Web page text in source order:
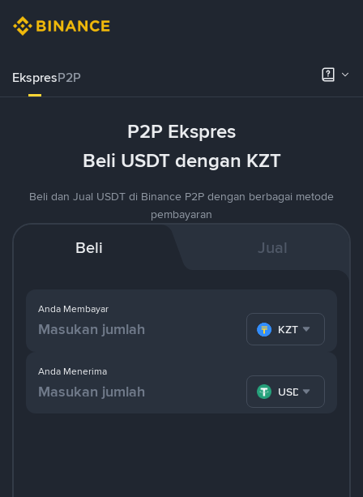
EkspresP2P
P2P Ekspres
Beli USDT dengan KZT
Beli dan Jual USDT di Binance P2P dengan berbagai metode
pembayaran
Beli Jual
Anda Membayar
KZT
Anda Menerima
USDT